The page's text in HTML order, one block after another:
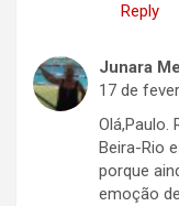
Reply
Junara
17 de
Beira-Rio
porque
emoção